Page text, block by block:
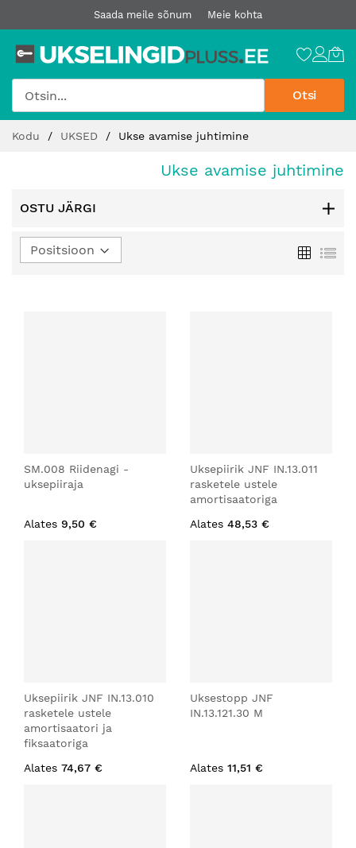
Saada meile sõnum Meie kohta
Otsi
sisu
Kodu UKSED Ukse avamise juhtimine
Ukse avamise juhtimine
OSTU JÄRGI
SM.008 Riidenagi -
uksepiiraja
Alates 9,50 €
Uksepiirik JNF IN.13.011
rasketele ustele
amortisaatoriga
Alates 48,53 €
Uksepiirik JNF IN.13.010
rasketele ustele
amortisaatori ja
fiksaatoriga
Alates 74,67 €
Uksestopp JNF
IN.13.121.30 M
Alates 11,51 €